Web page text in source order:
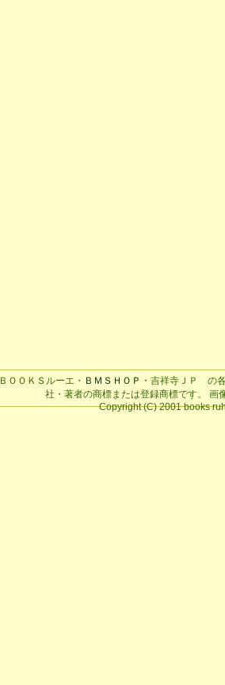
ＢＯＯＫＳルーエ・ ＢＭＳＨＯＰ ・吉祥寺ＪＰ の
社・著者の商標または登録商標です。 画
Copyright (C) 2001 books